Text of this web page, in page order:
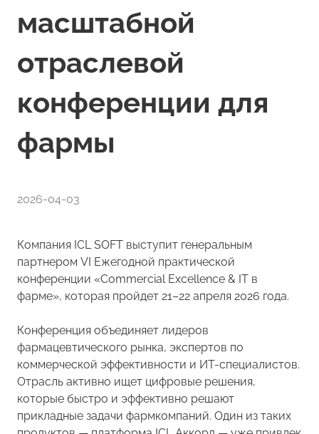
масштабной
отраслевой
конференции для
фармы
2026-04-03
Компания ICL SOFT выступит генеральным
партнером VI Ежегодной практической
конференции «Commercial Excellence & IT в
фарме», которая пройдет 21–22 апреля 2026 года.
Конференция объединяет лидеров
фармацевтического рынка, экспертов по
коммерческой эффективности и ИТ-специалистов.
Отрасль активно ищет цифровые решения,
которые быстро и эффективно решают
прикладные задачи фармкомпаний. Один из таких